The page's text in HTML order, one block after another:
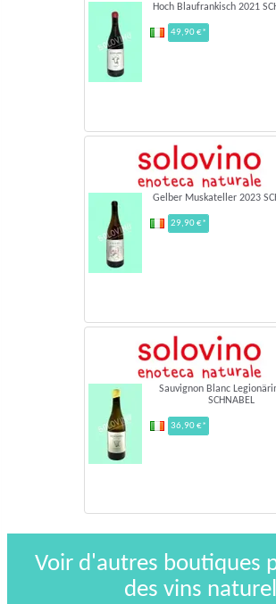
Hoch Blaufrankisch 2021
49,90 €*
Gelber Muskateller 2023
29,90 €*
Sauvignon Blanc
SCHNABEL
36,90 €*
Voir d'autres boutiques
des vins naturel